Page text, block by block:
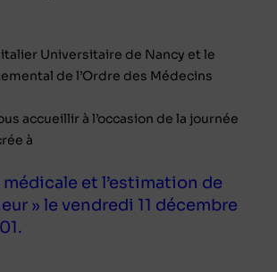
Universitaire de Nancy et le
de l’Ordre des Médecins
accueillir à l’occasion de la journée
à
médicale et l’estimation de
» le vendredi 11 décembre